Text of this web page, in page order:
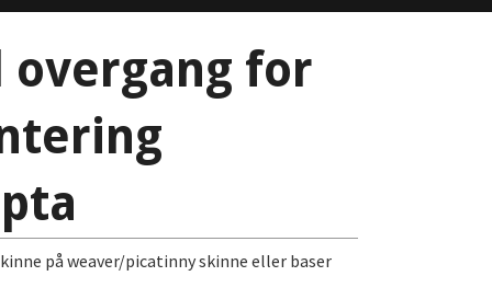
overgang for
på weaver/picatinny skinne eller baser